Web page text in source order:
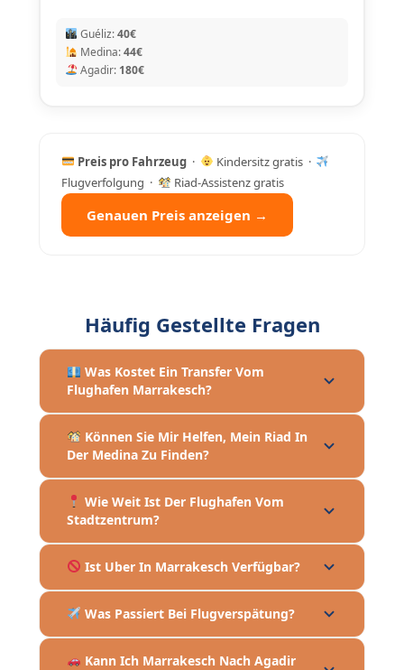
Guéliz:40€
Medina:44€
Agadir: 180€
Preis pro Fahrzeug·
Kindersitz gratis ·
Flugverfolgung ·
Riad-Assistenz gratis
Genauen Preis anzeigen →
Häufig Gestellte Fragen
Was Kostet Ein Transfer Vom
Flughafen Marrakesch?
Können Sie Mir Helfen, Mein Riad In
Der Medina Zu Finden?
Wie Weit Ist Der Flughafen Vom
Stadtzentrum?
Ist Uber In Marrakesch Verfügbar?
Was Passiert Bei Flugverspätung?
Kann Ich Marrakesch Nach Agadir